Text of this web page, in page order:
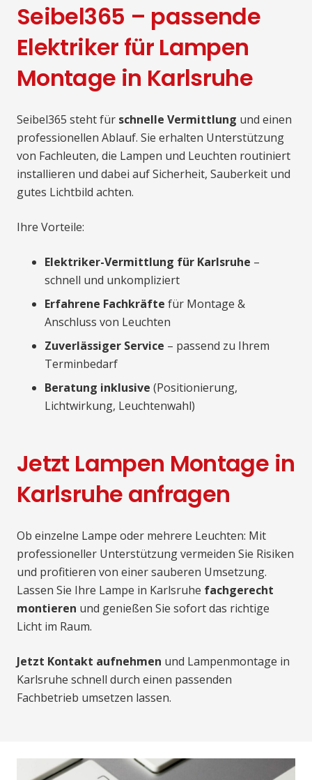
Seibel365 – passende
Elektriker für Lampen
Montage in Karlsruhe
Seibel365 steht für schnelle Vermittlung und einen
professionellen Ablauf. Sie erhalten Unterstützung
von Fachleuten, die Lampen und Leuchten routiniert
installieren und dabei auf Sicherheit, Sauberkeit und
gutes Lichtbild achten.
Ihre Vorteile:
Elektriker-Vermittlung für Karlsruhe –
schnell und unkompliziert
Erfahrene Fachkräfte für Montage &
Anschluss von Leuchten
Zuverlässiger Service – passend zu Ihrem
Terminbedarf
Beratung inklusive (Positionierung,
Lichtwirkung, Leuchtenwahl)
Jetzt Lampen Montage in
Karlsruhe anfragen
Ob einzelne Lampe oder mehrere Leuchten: Mit
professioneller Unterstützung vermeiden Sie Risiken
und profitieren von einer sauberen Umsetzung.
Lassen Sie Ihre Lampe in Karlsruhe fachgerecht
montieren und genießen Sie sofort das richtige
Licht im Raum.
Jetzt Kontakt aufnehmen und Lampenmontage in
Karlsruhe schnell durch einen passenden
Fachbetrieb umsetzen lassen.